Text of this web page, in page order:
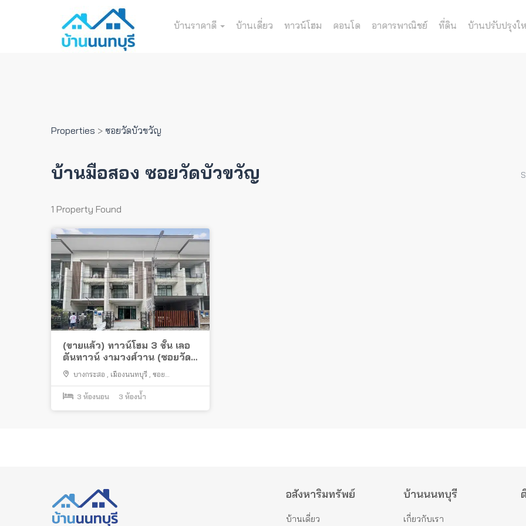
บ้านราคาดี บ้านเดี่ยว ทาวน์โฮม คอนโด อาคารพาณิชย์ ที่ดิน บ้านปรับปรุงใ
Properties > ซอยวัดบัวขวัญ
บ้านมือสอง ซอยวัดบัวขวัญ
1 Property Found
(ขายแล้ว) ทาวน์โฮม 3 ชั้น เลอ
ตันทาวน์ งามวงศ์วาน (ซอยวัด
บัวขวัญ) พร้อมอยู่ ใกล้
เดอะมอลล์ งามวงศ์วาน
บางกระสอ , เมืองนนทบุรี , ซอย
งามวงศ์วาน 23 แยก 17 , ซอยวัดบัวขวัญ ,
นนทบุรี , ถนนงามวงศ์วาน
3 ห้องนอน 3 ห้องน้ำ
อสังหาริมทรัพย์
บ้านเดี่ยว
บ้านนนทบุรี
เกี่ยวกับเรา